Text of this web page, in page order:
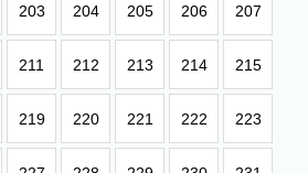
203 204 205 206 207
211 212 213 214 215
219 220 221 222 223